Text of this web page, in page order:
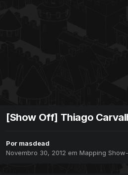
[Show Off] Thiago
Por masdead
Novembro 30, 2012 em Mapping